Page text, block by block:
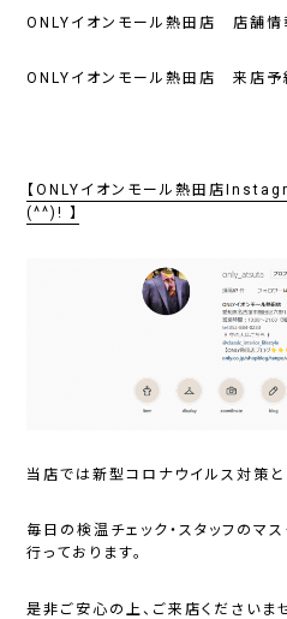
ONLYイオンモール熱田店 店舗
ONLYイオンモール熱田店 来店
【ONLYイオンモール熱田店
(^^)! 】
当店では新型コロナウイルス対策と
毎日の検温チェック・スタッフのマ
行っております。
是非ご安心の上、ご来店くださいませ